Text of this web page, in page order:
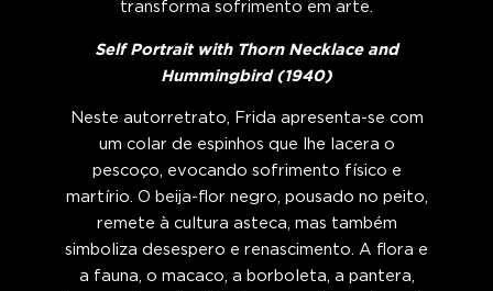
transforma sofrimento em arte.
Self Portrait with Thorn Necklace and
Hummingbird (1940)
Neste autorretrato, Frida apresenta-se com
um colar de espinhos que lhe lacera o
pescoço, evocando sofrimento físico e
martírio. O beija-flor negro, pousado no peito,
remete à cultura asteca, mas também
simboliza desespero e renascimento. A flora e
a fauna, o macaco, a borboleta, a pantera,